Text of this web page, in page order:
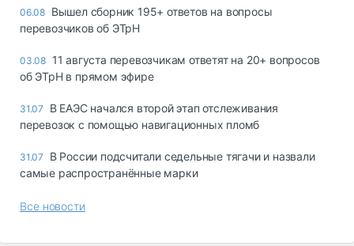
06.08 Вышел сборник 195+ ответов на вопросы
перевозчиков об ЭТрН
03.08 11 августа перевозчикам ответят на 20+ вопросов
об ЭТрН в прямом эфире
31.07
В ЕАЭС начался второй этап отслеживания
перевозок с помощью навигационных пломб
31.07
В России подсчитали седельные тягачи и назвали
самые распространённые марки
Все новости